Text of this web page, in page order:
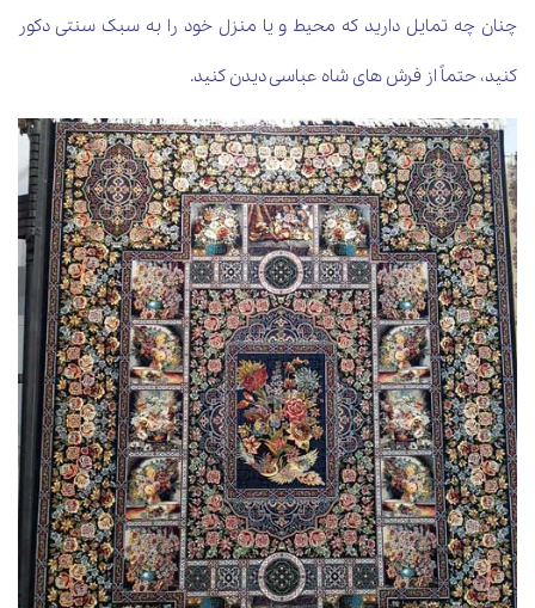
چنان چه تمایل دارید که محیط و یا منزل خود را به سبک سنتی دکور
کنید، حتماً از فرش های شاه عباسی دیدن کنید.